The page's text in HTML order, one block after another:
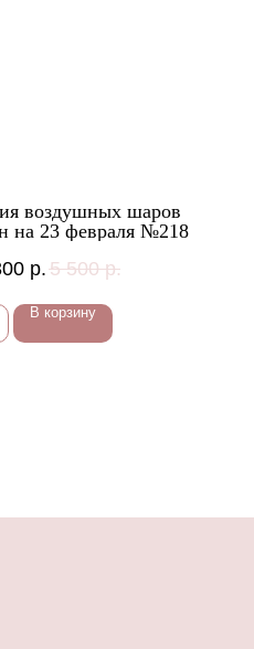
воздушных шаров
на 23 февраля №218
р.5 500 р.
В корзину